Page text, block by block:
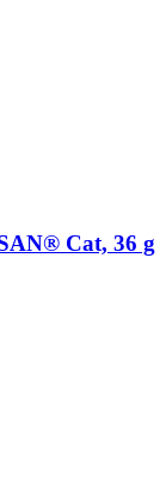
Cat, 36 g